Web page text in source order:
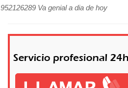
952126289 Va genial a dia de hoy